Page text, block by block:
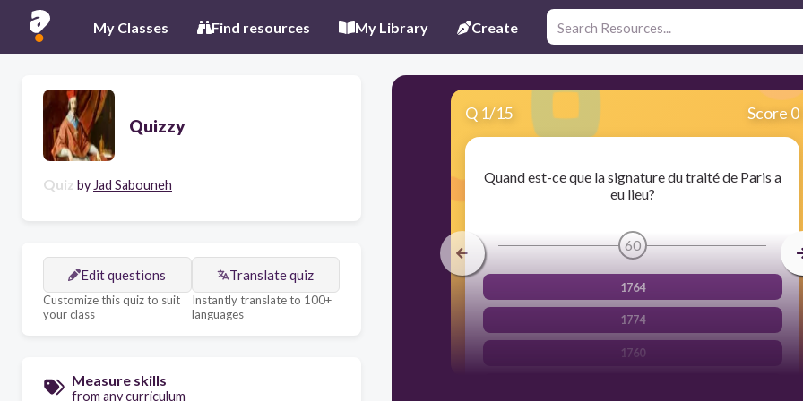
My Classes Find resources My Library Create
Quizzy
Quiz by Jad Sabouneh
Edit questions
Customize this quiz to suit
your class
Translate quiz
Instantly translate to 100+
languages
Measure skills
from any curriculum
Q 1/15 Score 0
Quand est-ce que la signature du traité de Paris a
eu lieu?
60
1764
1774
1760